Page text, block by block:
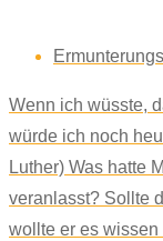
Wenn ich wüsste,
würde ich noch
Luther) Was hatte
veranlasst? Sollte
wollte er es wissen